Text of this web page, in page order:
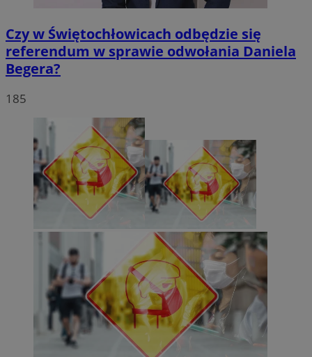
Czy w Świętochłowicach odbędzie się
referendum w sprawie odwołania Daniela
Begera?
185